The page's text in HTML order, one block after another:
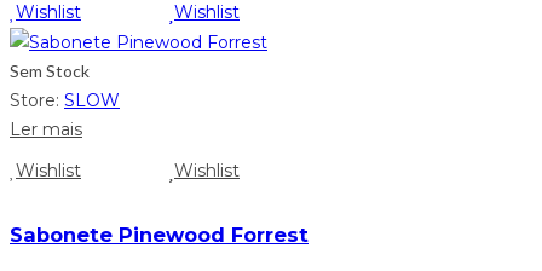
Wishlist
Wishlist
Sem Stock
Store: SLOW
Ler mais
Wishlist
Wishlist
Sabonete Pinewood Forrest